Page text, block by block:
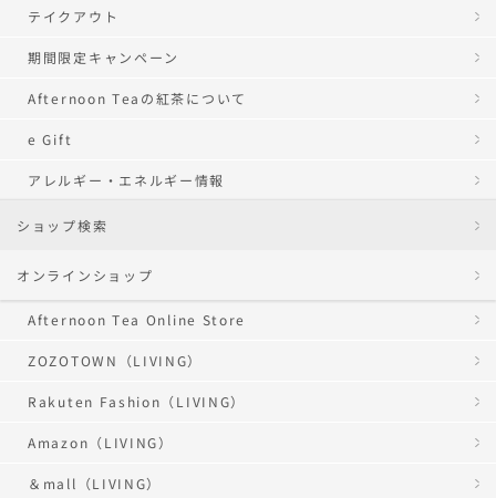
テイクアウト
期間限定キャンペーン
Afternoon Teaの紅茶について
e Gift
アレルギー・エネルギー情報
ショップ検索
オンラインショップ
Afternoon Tea Online Store
ZOZOTOWN（LIVING）
Rakuten Fashion（LIVING）
Amazon（LIVING）
＆mall（LIVING）